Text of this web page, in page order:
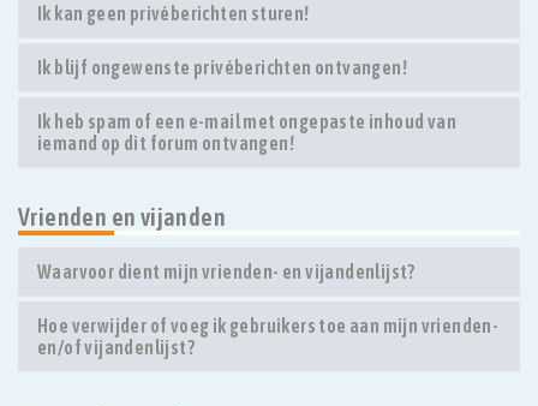
Ik kan geen privéberichten sturen!
Ik blijf ongewenste privéberichten ontvangen!
Ik heb spam of een e-mail met ongepaste inhoud van
iemand op dit forum ontvangen!
Vrienden en vijanden
Waarvoor dient mijn vrienden- en vijandenlijst?
Hoe verwijder of voeg ik gebruikers toe aan mijn vrienden-
en/of vijandenlijst?